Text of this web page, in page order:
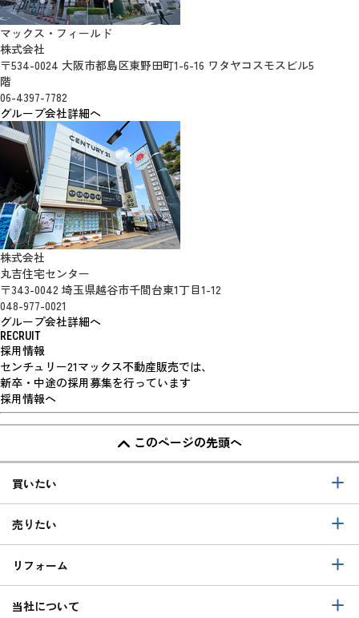
マックス・フィールド
株式会社
〒534-0024 大阪市都島区東野田町1-6-16 ワタヤコスモスビル5
階
06-4397-7782
グループ会社詳細へ
株式会社
丸吉住宅センター
〒343-0042 埼玉県越谷市千間台東1丁目1-12
048-977-0021
グループ会社詳細へ
RECRUIT
採用情報
センチュリー21マックス不動産販売では、
新卒・中途の採用募集を行っています
採用情報へ
このページの先頭へ
買いたい
売りたい
リフォーム
当社について